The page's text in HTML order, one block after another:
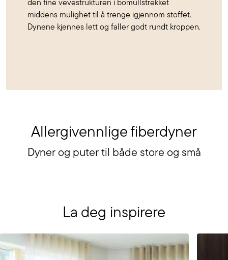
middens mulighet til å trenge igjennom stoffet.
Dynene kjennes lett og faller godt rundt kroppen.
Allergivennlige fiberdyner
Dyner og puter til både store og små
La deg inspirere